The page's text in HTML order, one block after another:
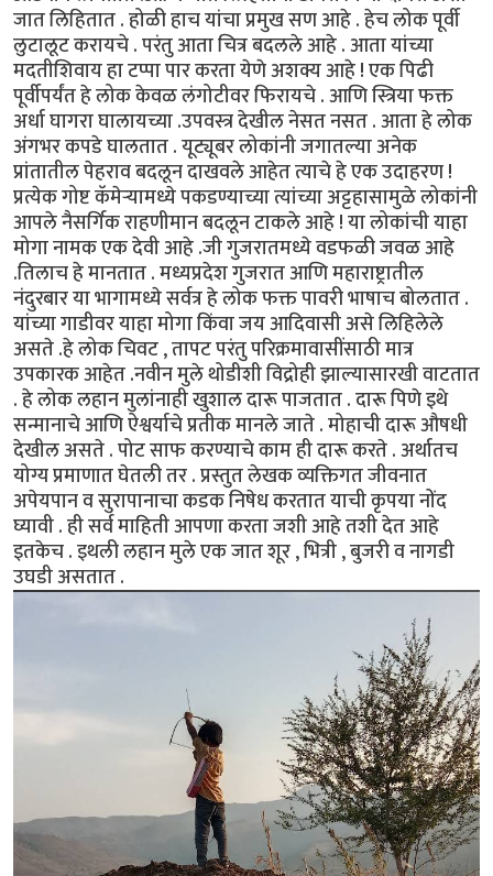
जात लिहितात . होळी हाच यांचा प्रमुख सण आहे . हेच लोक पूर्वी
लुटालूट करायचे . परंतु आता चित्र बदलले आहे . आता यांच्या
मदतीशिवाय हा टप्पा पार करता येणे अशक्य आहे ! एक पिढी
पूर्वीपर्यंत हे लोक केवळ लंगोटीवर फिरायचे . आणि स्त्रिया फक्त
अर्धा घागरा घालायच्या .उपवस्त्र देखील नेसत नसत . आता हे लोक
अंगभर कपडे घालतात . यूट्यूबर लोकांनी जगातल्या अनेक
प्रांतातील पेहराव बदलून दाखवले आहेत त्याचे हे एक उदाहरण !
प्रत्येक गोष्ट कॅमेऱ्यामध्ये पकडण्याच्या त्यांच्या अट्टहासामुळे लोकांनी
आपले नैसर्गिक राहणीमान बदलून टाकले आहे ! या लोकांची याहा
मोगा नामक एक देवी आहे .जी गुजरातमध्ये वडफळी जवळ आहे
.तिलाच हे मानतात . मध्यप्रदेश गुजरात आणि महाराष्ट्रातील
नंदुरबार या भागामध्ये सर्वत्र हे लोक फक्त पावरी भाषाच बोलतात .
यांच्या गाडीवर याहा मोगा किंवा जय आदिवासी असे लिहिलेले
असते .हे लोक चिवट , तापट परंतु परिक्रमावासींसाठी मात्र
उपकारक आहेत .नवीन मुले थोडीशी विद्रोही झाल्यासारखी वाटतात
. हे लोक लहान मुलांनाही खुशाल दारू पाजतात . दारू पिणे इथे
सन्मानाचे आणि ऐश्वर्याचे प्रतीक मानले जाते . मोहाची दारू औषधी
देखील असते . पोट साफ करण्याचे काम ही दारू करते . अर्थातच
योग्य प्रमाणात घेतली तर . प्रस्तुत लेखक व्यक्तिगत जीवनात
अपेयपान व सुरापानाचा कडक निषेध करतात याची कृपया नोंद
घ्यावी . ही सर्व माहिती आपणा करता जशी आहे तशी देत आहे
इतकेच . इथली लहान मुले एक जात शूर , भित्री , बुजरी व नागडी
उघडी असतात .